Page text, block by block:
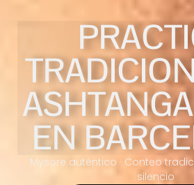
EN
Mysore auténtico · Conteo
silencio